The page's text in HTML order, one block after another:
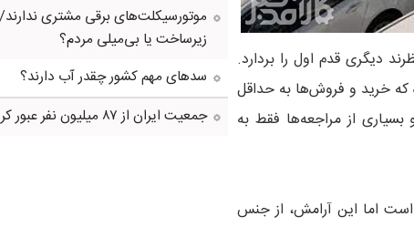
دیگری قدم اول را بردارد.
که خرید و فروش‌ها به حداقل
از مراجعه‌ها فقط به
اما این آرامش، از جنس
موتورسیکلت‌های برقی مشتری
زیرساخت یا بی‌میلی مردم؟
سدهای مهم کشور چقدر آب دارند؟
جمعیت ایران از ۸۷ میلیون نفر عبور کرد